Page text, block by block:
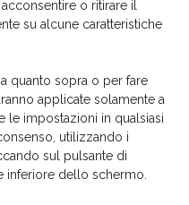
o ritirare il
su alcune caratteristiche
quanto sopra o per fare
applicate solamente a
le impostazioni in qualsiasi
utilizzando i
sul pulsante di
inferiore dello schermo.
Silk